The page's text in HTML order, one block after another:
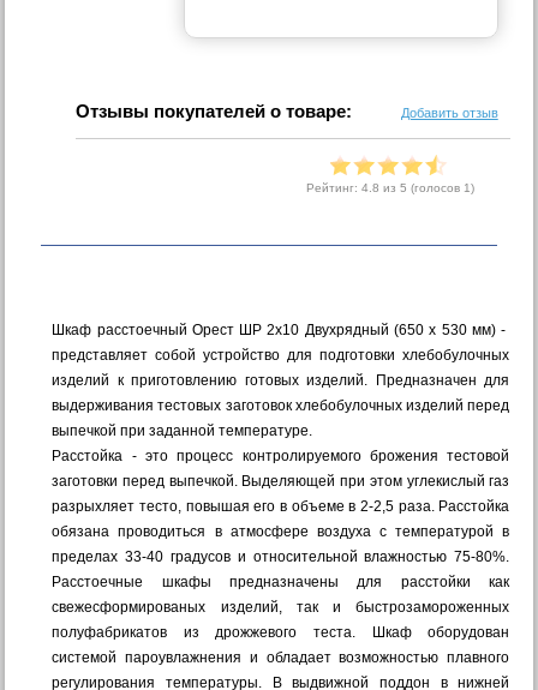
Отзывы покупателей о товаре: Добавить отзыв
Рейтинг: 4.8 из 5 (голосов 1)
Шкаф расcтоечный Орест ШР 2х10 Двухрядный (650 х 530 мм) -
представляет собой устройство для подготовки хлебобулочных
изделий к приготовлению готовых изделий. Предназначен для
выдерживания тестовых заготовок хлебобулочных изделий перед
выпечкой при заданной температуре.
Расстойка - это процесс контролируемого брожения тестовой
заготовки перед выпечкой. Выделяющей при этом углекислый газ
разрыхляет тесто, повышая его в объеме в 2-2,5 раза. Расстойка
обязана проводиться в атмосфере воздуха с температурой в
пределах 33-40 градусов и относительной влажностью 75-80%.
Расстоечные шкафы предназначены для расстойки как
свежесформированых изделий, так и быстрозамороженных
полуфабрикатов из дрожжевого теста. Шкаф оборудован
системой пароувлажнения и обладает возможностью плавного
регулирования температуры. В выдвижной поддон в нижней